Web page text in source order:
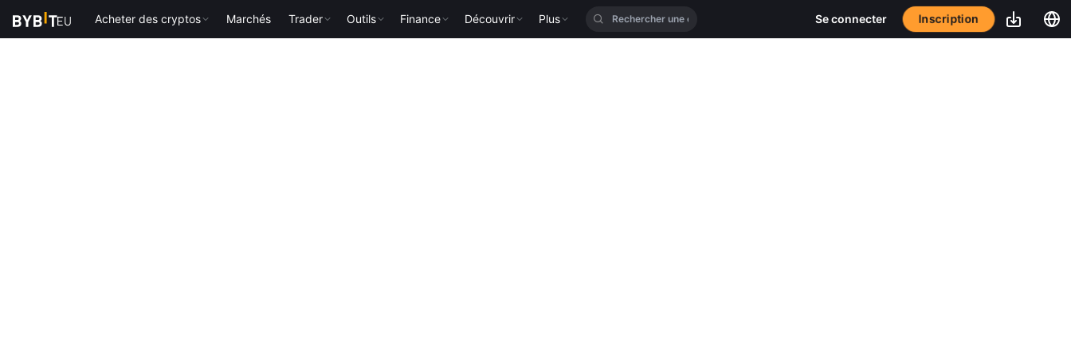
Acheter des cryptos Marchés Trader Outils Finance Découvrir Plus Se connecter Inscription